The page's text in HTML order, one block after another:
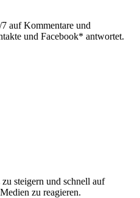
auf Kommentare und
und Facebook* antwortet.
steigern und schnell auf
zu reagieren.